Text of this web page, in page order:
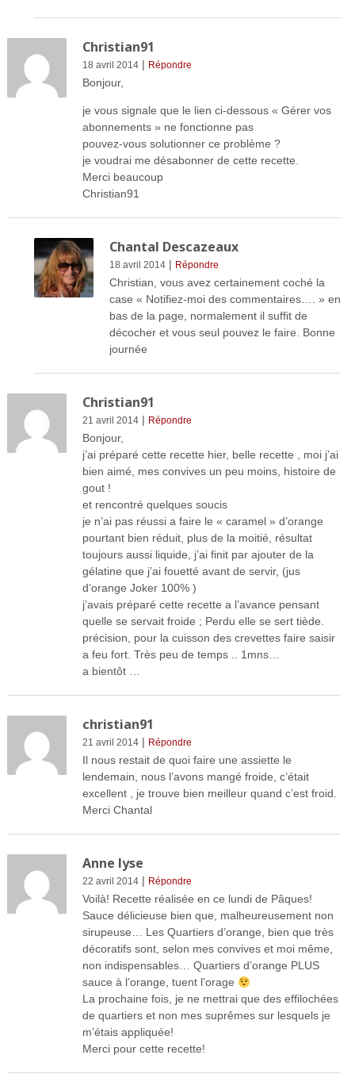
Christian91
18 avril 2014| Répondre
Bonjour,
je vous signale que le lien ci-dessous « Gérer vos
abonnements » ne fonctionne pas
pouvez-vous solutionner ce problème ?
je voudrai me désabonner de cette recette.
Merci beaucoup
Christian91
Chantal Descazeaux
18 avril 2014| Répondre
Christian, vous avez certainement coché la
case « Notifiez-moi des commentaires…. » en
bas de la page, normalement il suffit de
décocher et vous seul pouvez le faire. Bonne
journée
Christian91
21 avril 2014| Répondre
Bonjour,
j’ai préparé cette recette hier, belle recette , moi j’ai
bien aimé, mes convives un peu moins, histoire de
gout !
et rencontré quelques soucis
je n’ai pas réussi a faire le « caramel » d’orange
pourtant bien réduit, plus de la moitié, résultat
toujours aussi liquide, j’ai finit par ajouter de la
gélatine que j’ai fouetté avant de servir, (jus
d’orange Joker 100% )
j’avais préparé cette recette a l’avance pensant
quelle se servait froide ; Perdu elle se sert tiède.
précision, pour la cuisson des crevettes faire saisir
a feu fort. Très peu de temps .. 1mns…
a bientôt …
christian91
21 avril 2014| Répondre
Il nous restait de quoi faire une assiette le
lendemain, nous l’avons mangé froide, c’était
excellent , je trouve bien meilleur quand c’est froid.
Merci Chantal
Anne lyse
22 avril 2014| Répondre
Voilà! Recette réalisée en ce lundi de Pâques!
Sauce délicieuse bien que, malheureusement non
sirupeuse… Les Quartiers d’orange, bien que très
décoratifs sont, selon mes convives et moi même,
non indispensables… Quartiers d’orange PLUS
sauce à l’orange, tuent l’orage
La prochaine fois, je ne mettrai que des effilochées
de quartiers et non mes suprêmes sur lesquels je
m’étais appliquée!
Merci pour cette recette!